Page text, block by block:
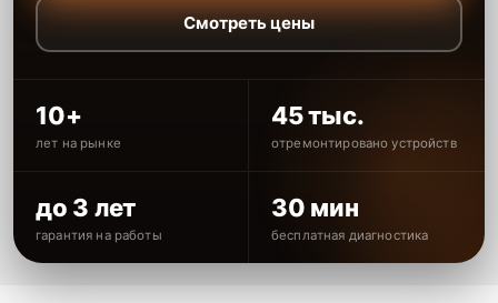
Смотреть цены
10+
лет на рынке
45 тыс.
отремонтировано устройств
до 3 лет
гарантия на работы
30 мин
бесплатная диагностика